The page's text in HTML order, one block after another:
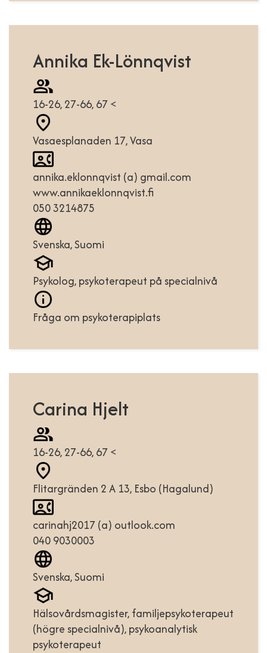
Annika Ek-Lönnqvist
16-26, 27-66, 67 <
Vasaesplanaden 17, Vasa
annika.eklonnqvist (a) gmail.com
www.annikaeklonnqvist.fi
050 3214875
Svenska, Suomi
Psykolog, psykoterapeut på specialnivå
Fråga om psykoterapiplats
Carina Hjelt
16-26, 27-66, 67 <
Flitargränden 2 A 13, Esbo (Hagalund)
carinahj2017 (a) outlook.com
040 9030003
Svenska, Suomi
Hälsovårdsmagister, familjepsykoterapeut
(högre specialnivå), psykoanalytisk
psykoterapeut